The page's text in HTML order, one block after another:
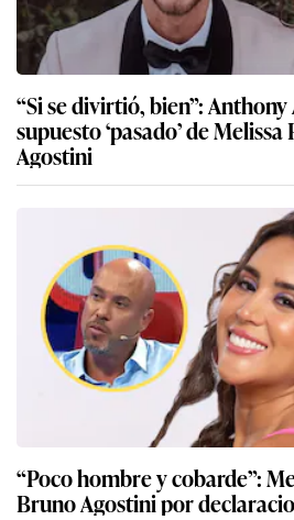
“Si se divirtió, bien”:
supuesto ‘pasado’ de
Agostini
“Poco hombre y cobarde”:
Bruno Agostini por